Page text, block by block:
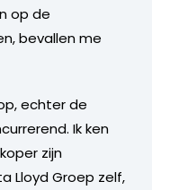
op de
bevallen me
echter de
Ik ken
zijn
Lloyd Groep zelf,